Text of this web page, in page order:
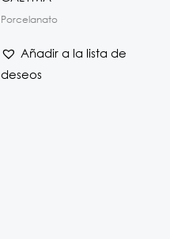
Porcelanato
Añadir a la lista de
deseos